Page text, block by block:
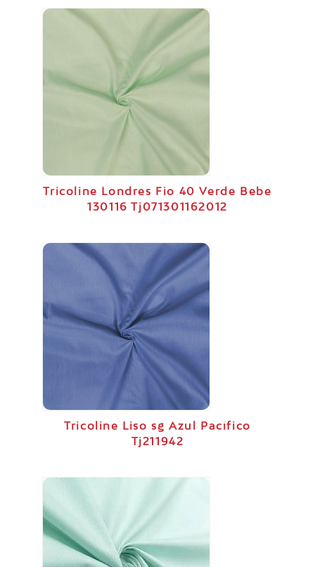
Tricoline Londres Fio 40 Verde Bebe
130116 Tj071301162012
Tricoline Liso sg Azul Pacífico
Tj211942